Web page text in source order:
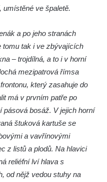
– dnes
Brodě
a
umístěné ve špaletě.
a po jeho stranách
tomu tak i ve zbývajících
– trojdílná, a to i v horní
mezipatrová římsa
který zasahuje do
má v prvním patře po
pásová bosáž. V jejich horní
štuková kartuše se
a vavřínovými
z listů a plodů. Na hlavici
reliéfní lví hlava s
od nějž vedou stuhy na